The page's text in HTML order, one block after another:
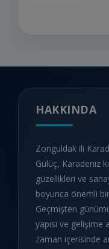
HAKKINDA
Zonguldak ili
Gülüç, Karadeniz
güzellikleri ve
boyunca önemli
Geçmişten
yapısı ve gelişime
zaman içerisinde